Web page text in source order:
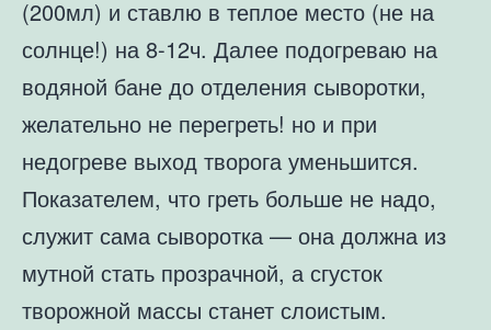
(200мл) и ставлю в теплое место (не на
солнце!) на 8-12ч. Далее подогреваю на
водяной бане до отделения сыворотки,
желательно не перегреть! но и при
недогреве выход творога уменьшится.
Показателем, что греть больше не надо,
служит сама сыворотка — она должна из
мутной стать прозрачной, а сгусток
творожной массы станет слоистым.